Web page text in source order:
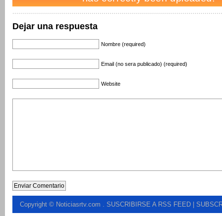
Dejar una respuesta
Nombre (required)
Email (no sera publicado) (required)
Website
Copyright © Noticiasrtv.com . SUSCRIBIRSE A RSS FEED |